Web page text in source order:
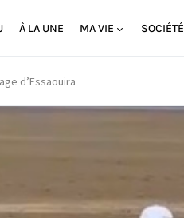
À LA UNE MA VIE SOCIÉTÉ
d’Essaouira